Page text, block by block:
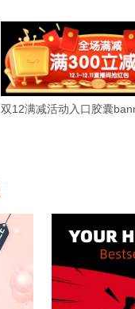
双12满减活动入口胶囊